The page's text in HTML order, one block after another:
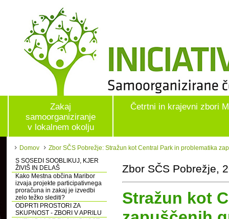
Zakaj
samoorganiziranje
v lokalnem okolju
Četrtni in krajevni zbori
Domov
Zbor SČS Pobrežje: Stražun kot Central Park in problematika
S SOSEDI SOOBLIKUJ, KJER
ŽIVIŠ IN DELAŠ
Kako Mestna občina Maribor
izvaja projekte participativnega
proračuna in zakaj je izvedbi
zelo težko slediti?
ODPRTI PROSTORI ZA
SKUPNOST - ZBORI V APRILU
Zbor SČS Pobrežje,
Stražun kot